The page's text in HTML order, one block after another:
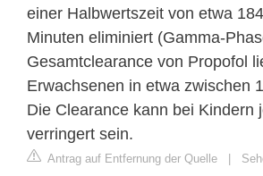
einer Halbwertszeit von etwa
Minuten eliminiert (Gamma-
Gesamtclearance von Propofol
Erwachsenen in etwa zwischen
Die Clearance kann bei Kindern
verringert sein.
Antrag auf Entfernung der Quelle |